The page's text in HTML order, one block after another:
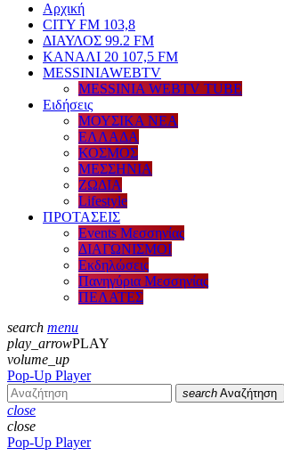
Αρχική
CITY FM 103,8
ΔΙΑΥΛΟΣ 99.2 FM
ΚΑΝΑΛΙ 20 107,5 FM
MESSINIAWEBTV
MESSINIA WEBTV TUBE
Eιδήσεις
ΜΟΥΣΙΚΑ ΝΕΑ
ΕΛΛΑΔΑ
ΚΟΣΜΟΣ
ΜΕΣΣΗΝΙΑ
ΖΩΔΙΑ
Lifestyle
ΠΡΟΤΑΣΕΙΣ
Events Μεσσηνίας
ΔΙΑΓΩΝΙΣΜΟΙ
Εκδηλώσεις
Πανηγύρια Μεσσηνίας
ΠΕΛΑΤΕΣ
search menu
play_arrowPLAY
volume_up
Pop-Up Player
search Αναζήτηση
close
close
Pop-Up Player